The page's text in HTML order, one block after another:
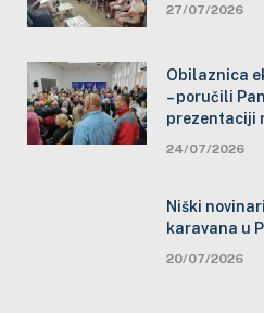
27/07/2026
Obilaznica
– poručili
prezentaciji
24/07/2026
Niški
karavana u
20/07/2026